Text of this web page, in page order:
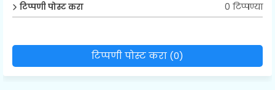
टिप्पणी पोस्ट करा 0 टिप्पण्या
टिप्पणी पोस्ट करा (0)